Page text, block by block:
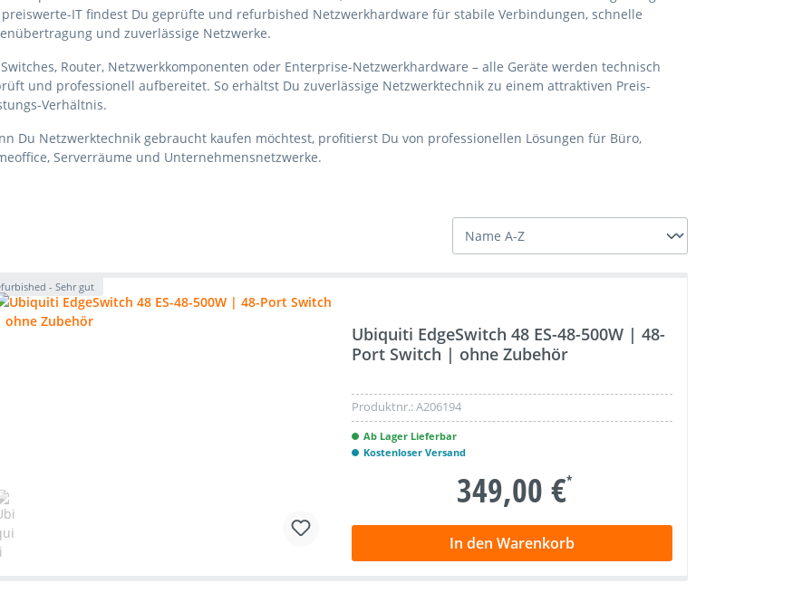
IT findest Du geprüfte und refurbished Netzwerkhardware für stabile Verbindungen, schnelle
und zuverlässige Netzwerke.
Router, Netzwerkkomponenten oder Enterprise-Netzwerkhardware – alle Geräte werden technisch
und professionell aufbereitet. So erhältst Du zuverlässige Netzwerktechnik zu einem attraktiven Preis-
Verhältnis.
Du Netzwerktechnik gebraucht kaufen möchtest, profitierst Du von professionellen Lösungen für Büro,
Serverräume und Unternehmensnetzwerke.
- Sehr gut
Ubiquiti EdgeSwitch 48 ES-48-500W | 48-
Port Switch | ohne Zubehör
Produktnr.:A206194
Ab Lager Lieferbar
Kostenloser Versand
349,00 €*
In den Warenkorb